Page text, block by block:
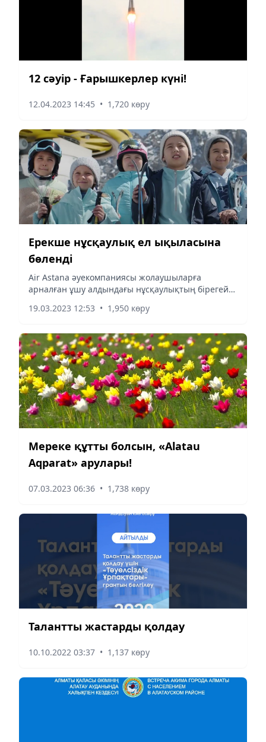
12 сәуір - Ғарышкерлер күні!
12.04.2023 14:45 • 1,720 көру
Ерекше нұсқаулық ел ықыласына
бөленді
Air Astana әуекомпаниясы жолаушыларға
арналған ұшу алдындағы нұсқаулықтың бірегей
дәстүрлі түсіндіру әдісі еліміздің тарихы мен
19.03.2023 12:53 • 1,950 көру
Мереке құтты болсын, «Alatau
Aqparat» арулары!
07.03.2023 06:36 • 1,738 көру
Талантты жастарды қолдау
10.10.2022 03:37 • 1,137 көру